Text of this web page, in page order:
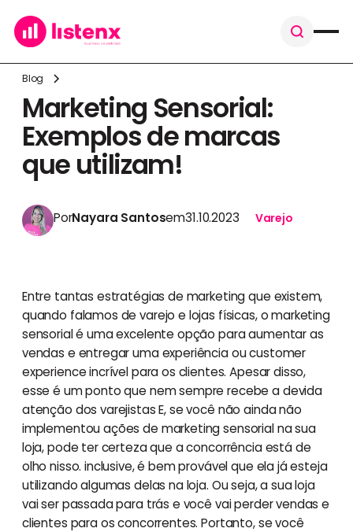
Blog
Marketing Sensorial:
Exemplos de marcas
que utilizam!
PorNayara Santosem31.10.2023 Varejo
Entre tantas estratégias de marketing que existem,
quando falamos de varejo e lojas físicas, o marketing
sensorial é uma excelente opção para aumentar as
vendas e entregar uma experiência ou customer
experience incrível para os clientes. Apesar disso,
esse é um ponto que nem sempre recebe a devida
atenção dos varejistas E, se você não ainda não
implementou ações de marketing sensorial na sua
loja, pode ter certeza que a concorrência está de
olho nisso. inclusive, é bem provável que ela já esteja
utilizando algumas delas na loja. Ou seja, a sua loja
vai ser passada para trás e você vai perder vendas e
clientes para os concorrentes. Portanto, se você